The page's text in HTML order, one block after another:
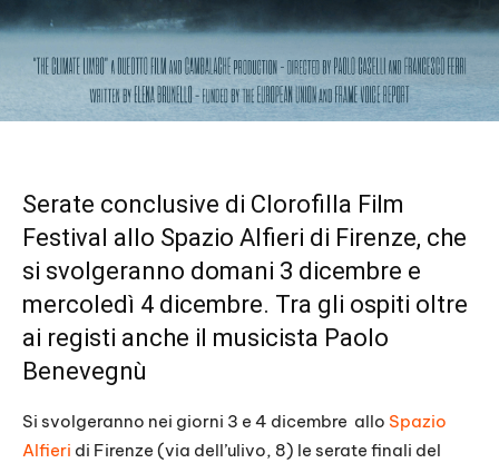
Serate conclusive di Clorofilla Film
Festival allo Spazio Alfieri di Firenze, che
si svolgeranno domani 3 dicembre e
mercoledì 4 dicembre. Tra gli ospiti oltre
ai registi anche il musicista Paolo
Benevegnù
Si svolgeranno nei giorni 3 e 4 dicembre allo Spazio
Alfieri di Firenze (via dell’ulivo, 8) le serate finali del